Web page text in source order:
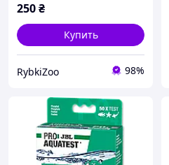
250₴
Купить
RybkiZoo 98%